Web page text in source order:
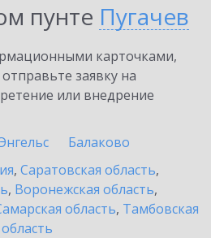
пунте Пугачев
карточками,
заявку на
или внедрение
Балаково
, Саратовская область,
, Воронежская область,
область, Тамбовская